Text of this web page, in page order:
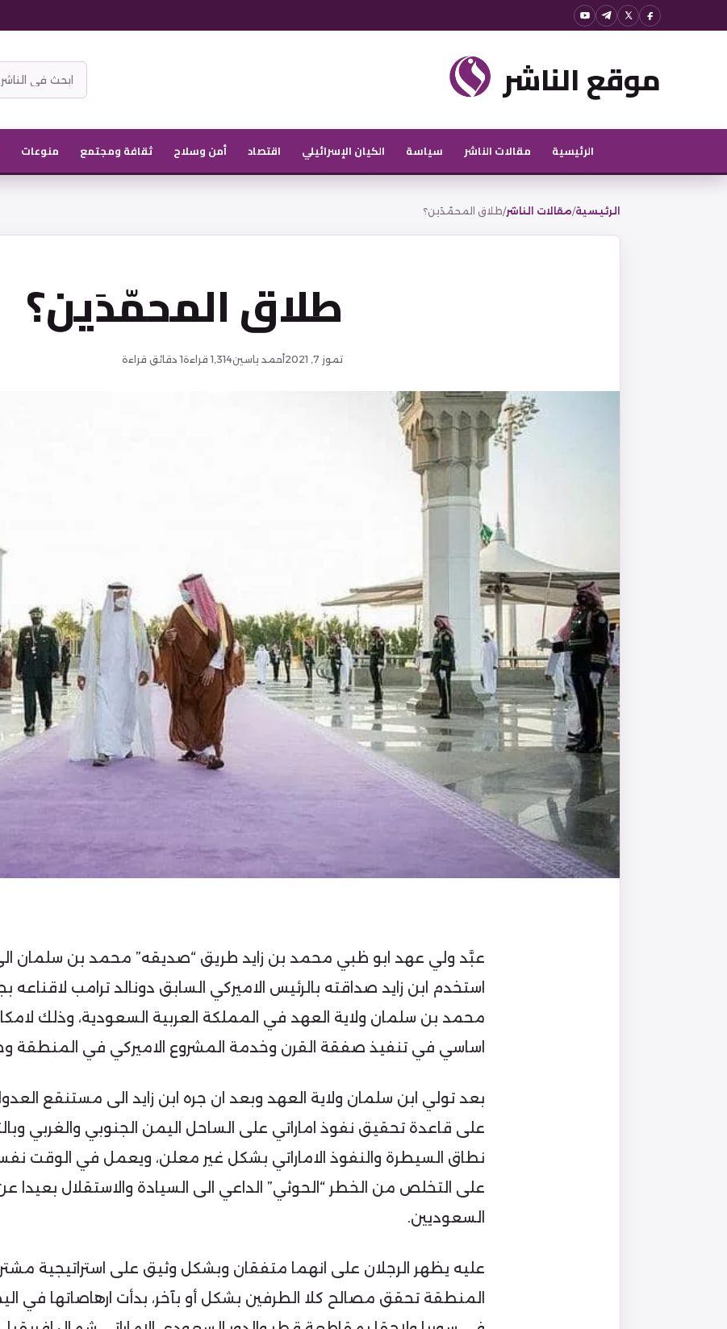
موقع الناشر
ابحث
في
الناشر
الرئيسية مقالات الناشر سياسة الكيان الإسرائيلي اقتصاد أمن وسلاح ثقافة ومجتمع منوعات
الرئيسية/مقالات الناشر/طلاق المحمّدَين؟
طلاق المحمّدَين؟
تموز 7, 2021 أحمد ياسين1,314 قراءة1 دقائق قراءة
عبَّد ولي عهد ابو ظبي محمد بن زايد طريق “صديقه” محمد بن سلمان الى
استخدم ابن زايد صداقته بالرئيس الاميركي السابق دونالد ترامب لاقناعه
محمد بن سلمان ولاية العهد في المملكة العربية السعودية، وذلك
اساسي في تنفيذ صفقة القرن وخدمة المشروع الاميركي في المنطقة
بعد تولي ابن سلمان ولاية العهد وبعد ان جره ابن زايد الى مستنقع
على قاعدة تحقيق نفوذ اماراتي على الساحل اليمن الجنوبي والغربي
نطاق السيطرة والنفوذ الاماراتي بشكل غير معلن، ويعمل في الوقت
على التخلص من الخطر “الحوثي” الداعي الى السيادة والاستقلال بعيدا
السعوديين.
عليه يظهر الرجلان على انهما متفقان وبشكل وثيق على استراتيجية
المنطقة تحقق مصالح كلا الطرفين بشكل أو بآخر، بدأت ارهاصاتها في